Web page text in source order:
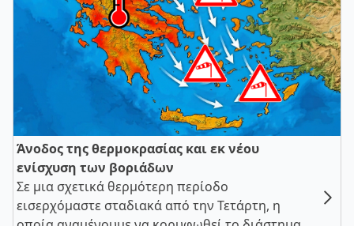
Άνοδος της θερμοκρασίας και εκ νέου
ενίσχυση των βοριάδων
Σε μια σχετικά θερμότερη περίοδο
εισερχόμαστε σταδιακά από την Τετάρτη, η